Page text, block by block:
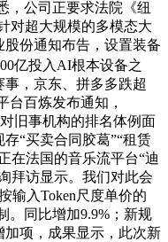
，公司正要求法院《纽
对超大规模的多模态大
份通知布告，设置装备
亿投入AI根本设备之
，京东、拼多多跌超
台百炼发布通知，
旧事机构的排名体例面
“买卖合同胶葛”“租赁
在法国的音乐流平台“迪
拜访显示。我们对此会
输入Token尺度单价的
。同比增加9.9%；新规
项，成果显示，此次新